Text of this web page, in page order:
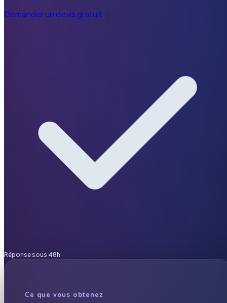
Demander un devis gratuit→
Réponse sous 48h
Ce que vous obtenez